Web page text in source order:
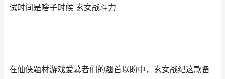
试时间是啥子时候 玄女战斗力
在仙侠题材游戏爱慕者们的翘首以盼中，玄女战纪这款备